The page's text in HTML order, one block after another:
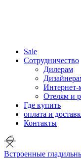
Sale
Сотрудничество
Дилерам
Интернет-
Отелям и
Где купить
оплата и
Контакты
Встроенные